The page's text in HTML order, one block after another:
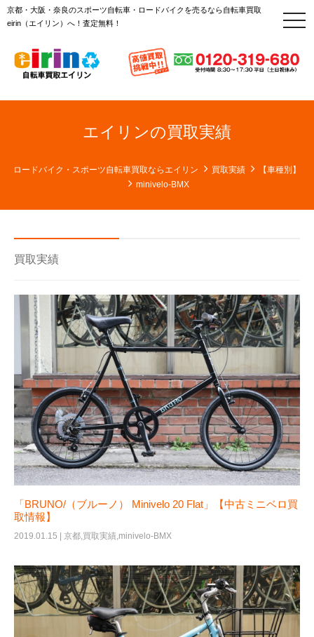
京都・大阪・奈良のスポーツ自転車・ロードバイクを売るなら自転車買取
eirin（エイリン）へ！査定無料！
t
o
l
e
v
o
n
エイリンの買取実績
ロードバイク・スポーツ自転車買取ならエイリン 買取実績
【車種別】
minivelo-BMX
買取実績
「BRUNO/（ブルーノ） Minivelo 20 Flat」【中古ミニベロ買
取情報】
2019.01.15 | 京都 買取実績 minivelo-BMX